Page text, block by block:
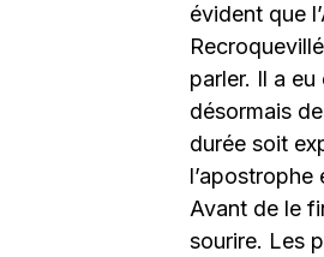
évident que
parler. Il a eu
désormais
durée soit
Avant de le
sourire. Les